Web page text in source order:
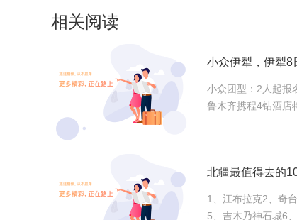
相关阅读
小众伊犁，伊犁8
小众团型：2人起报
鲁木齐携程4钻酒店
北疆最值得去的
1、江布拉克2、奇
5、吉木乃神石城6